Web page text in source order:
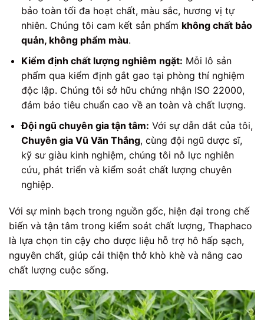
bảo toàn tối đa hoạt chất, màu sắc, hương vị tự
nhiên. Chúng tôi cam kết sản phẩm không chất bảo
quản, không phẩm màu.
Kiểm định chất lượng nghiêm ngặt: Mỗi lô sản
phẩm qua kiểm định gắt gao tại phòng thí nghiệm
độc lập. Chúng tôi sở hữu chứng nhận ISO 22000,
đảm bảo tiêu chuẩn cao về an toàn và chất lượng.
Đội ngũ chuyên gia tận tâm: Với sự dẫn dắt của tôi,
Chuyên gia Vũ Văn Thắng, cùng đội ngũ dược sĩ,
kỹ sư giàu kinh nghiệm, chúng tôi nỗ lực nghiên
cứu, phát triển và kiểm soát chất lượng chuyên
nghiệp.
Với sự minh bạch trong nguồn gốc, hiện đại trong chế
biến và tận tâm trong kiểm soát chất lượng, Thaphaco
là lựa chọn tin cậy cho dược liệu hỗ trợ hô hấp sạch,
nguyên chất, giúp cải thiện thở khò khè và nâng cao
chất lượng cuộc sống.